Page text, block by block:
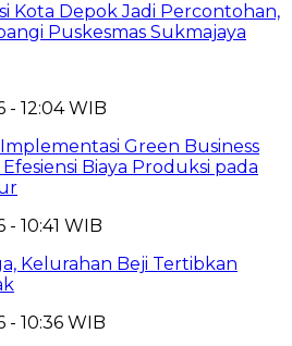
Kota Depok Jadi Percontohan,
Puskesmas Sukmajaya
- 12:04 WIB
Green Business
Biaya Produksi pada
- 10:41 WIB
Kelurahan Beji Tertibkan
- 10:36 WIB